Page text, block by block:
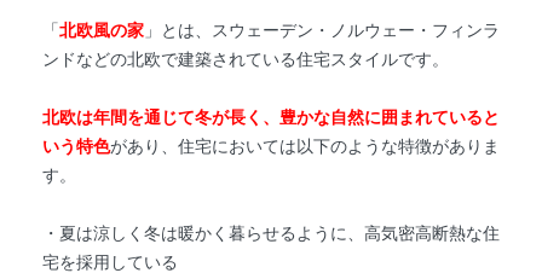
「北欧風の家 」とは、スウェーデン・ノルウェー・フィンラ
ンドなどの北欧で建築されている住宅スタイルです。
北欧は年間を通じて冬が長く、豊かな自然に囲まれていると
いう特色があり、住宅においては以下のような特徴がありま
す。
・夏は涼しく冬は暖かく暮らせるように、高気密高断熱な住
宅を採用している